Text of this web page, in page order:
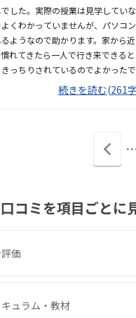
した。実際の授業は見学してい
くわかっていませんが、パソコ
ようなので助かります。家から
れてきたら一人で行き来できる
っちりされているのでよかった
、プログラミングとしてみたら他
基本の使い方を覚えることができ
続きを読む(261
前
ー
ジ
コミを項目ごとに
価
ュラム・教材